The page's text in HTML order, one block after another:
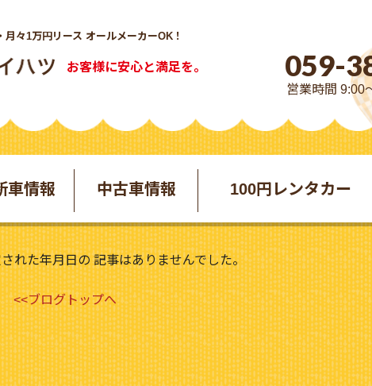
々1万円リース オールメーカーOK！
お客様に安心と満足を。 059-
営業時間 9:00
車情報 中古車情報 100円レンタカー
れた年月日の 記事はありませんでした。
<<ブログトップへ